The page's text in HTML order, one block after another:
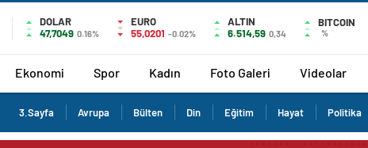
DOLAR
47,7049 0.16%
EURO
55,0201 -0.02%
ALTIN
6.514,59 0,34
BITCOIN
%
Ekonomi Spor Kadın Foto Galeri Videolar
3.Sayfa Avrupa Bülten Din Eğitim Hayat Politika